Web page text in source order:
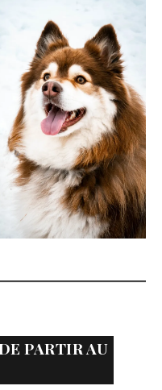
PARTIR AU